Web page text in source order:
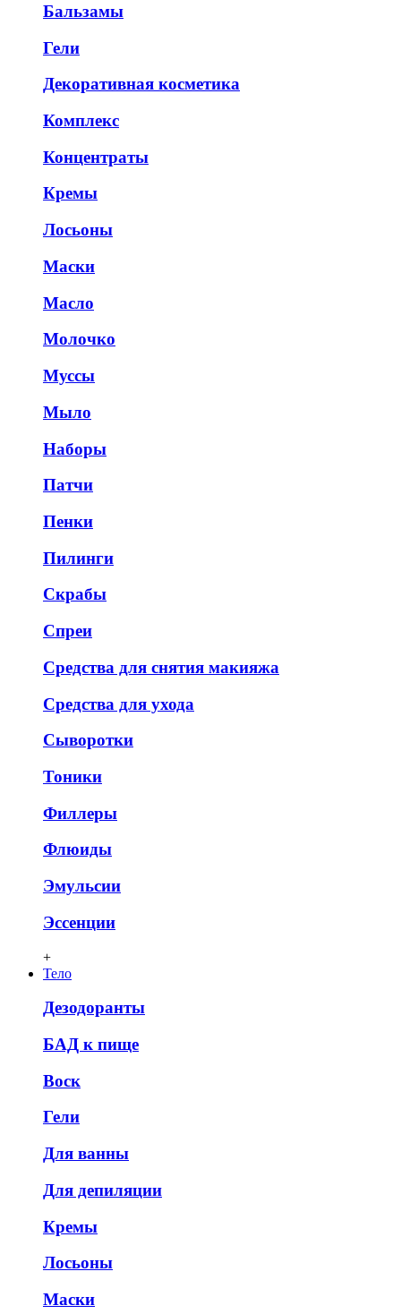
Бальзамы
Гели
Декоративная косметика
Комплекс
Концентраты
Кремы
Лосьоны
Маски
Масло
Молочко
Муссы
Мыло
Наборы
Патчи
Пенки
Пилинги
Скрабы
Спреи
Средства для снятия макияжа
Средства для ухода
Сыворотки
Тоники
Филлеры
Флюиды
Эмульсии
Эссенции
+
Тело
Дезодоранты
БАД к пище
Воск
Гели
Для ванны
Для депиляции
Кремы
Лосьоны
Маски